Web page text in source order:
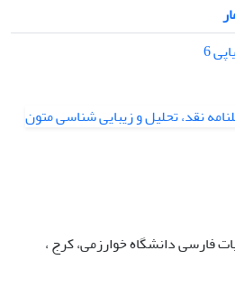
فارسی دانشگاه خوارزمی، کرج ،